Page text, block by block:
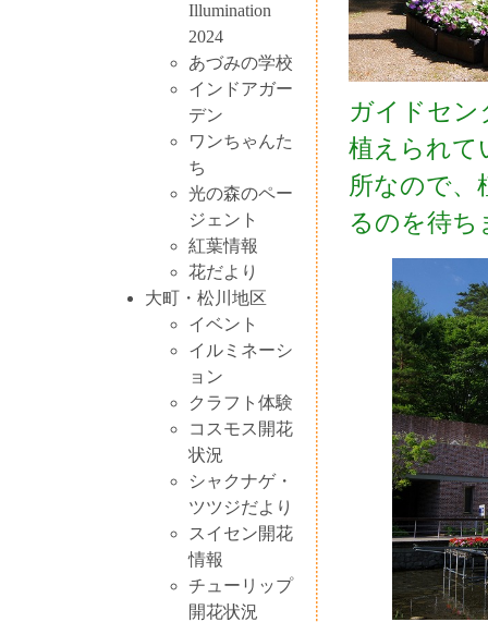
Illumination
2024
あづみの学校
インドアガー
デン
ワンちゃんた
ち
光の森のペー
ジェント
紅葉情報
花だより
大町・松川地区
イベント
イルミネーシ
ョン
クラフト体験
コスモス開花
状況
シャクナゲ・
ツツジだより
スイセン開花
情報
チューリップ
開花状況
ガイドセン
植えられて
所なので、
るのを待ち